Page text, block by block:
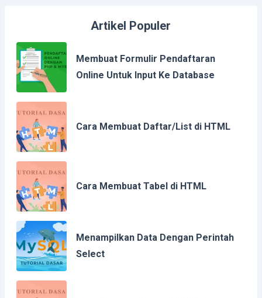
Artikel Populer
Membuat Formulir Pendaftaran
Online Untuk Input Ke Database
Cara Membuat Daftar/List di HTML
Cara Membuat Tabel di HTML
Menampilkan Data Dengan Perintah
Select